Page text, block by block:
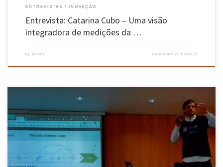
ENTREVISTAS INOVAÇÃO
Entrevista: Catarina Cubo – Uma visão
integradora de medições da …
by admin Published22/02/2019
No dia 20 de fevereiro tiveram lugar as Jornadas em Engenharia de Sistemas, sob o tema
“Systems thinking in Data Science”, no campus de Gualtar da Universidade do Minho. Do
programa constaram sessões e debates com especialistas que trouxeram à discussão temas
relevantes e atuais da Engenharia de Sistemas, visando […]